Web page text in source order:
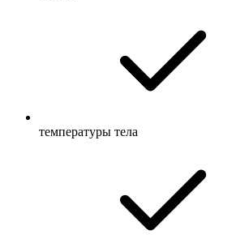
температуры тела